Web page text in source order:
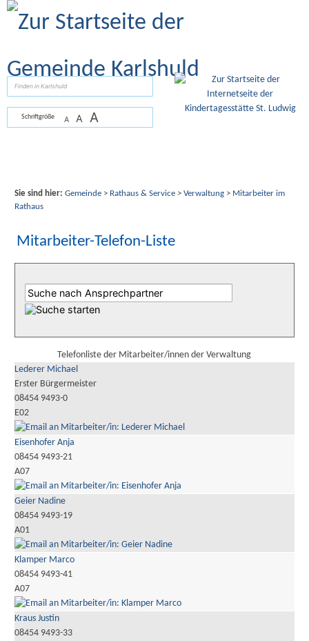
Zum Inhalt
Schriftgröße A A A
Sie sind hier: Gemeinde> Rathaus & Service> Verwaltung> Mitarbeiter im
Rathaus
Mitarbeiter-Telefon-Liste
Telefonliste der Mitarbeiter/innen der Verwaltung
Lederer Michael
Erster Bürgermeister
08454 9493-0
E02
Eisenhofer Anja
08454 9493-21
A07
Geier Nadine
08454 9493-19
A01
Klamper Marco
08454 9493-41
A07
Kraus Justin
08454 9493-33